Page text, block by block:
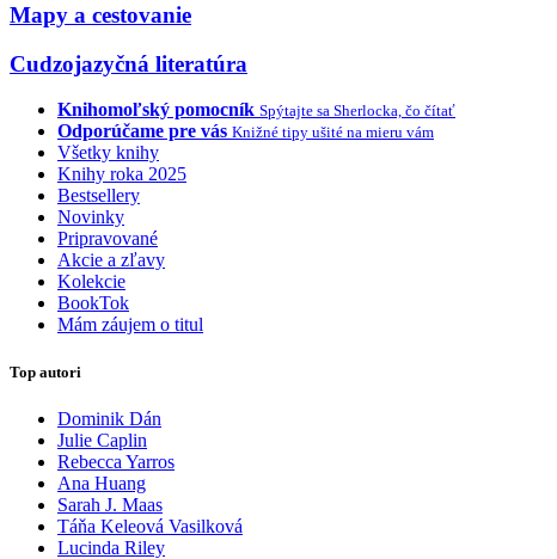
Mapy a cestovanie
Cudzojazyčná literatúra
Knihomoľský pomocník Spýtajte sa Sherlocka, čo čítať
Odporúčame pre vás Knižné tipy ušité na mieru vám
Všetky knihy
Knihy roka 2025
Bestsellery
Novinky
Pripravované
Akcie a zľavy
Kolekcie
BookTok
Mám záujem o titul
Top autori
Dominik Dán
Julie Caplin
Rebecca Yarros
Ana Huang
Sarah J. Maas
Táňa Keleová Vasilková
Lucinda Riley